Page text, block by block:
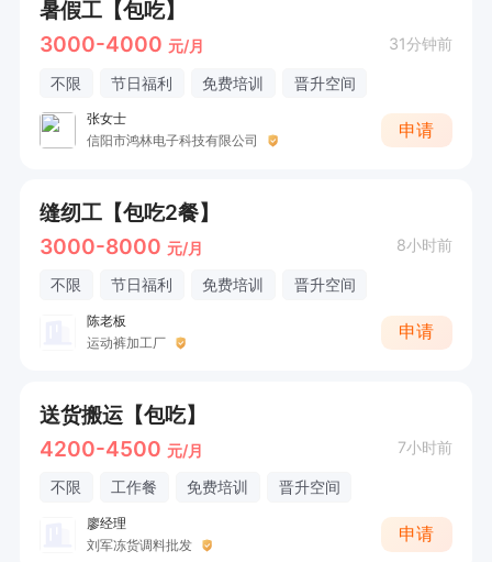
暑假工【包吃】
3000-4000 元/月 31分钟前
不限 节日福利 免费培训 晋升空间
张女士
信阳市鸿林电子科技有限公司
申请
缝纫工【包吃2餐】
3000-8000 元/月 8小时前
不限 节日福利 免费培训 晋升空间
陈老板
运动裤加工厂
申请
送货搬运【包吃】
4200-4500 元/月 7小时前
不限 工作餐 免费培训 晋升空间
廖经理
刘军冻货调料批发
申请